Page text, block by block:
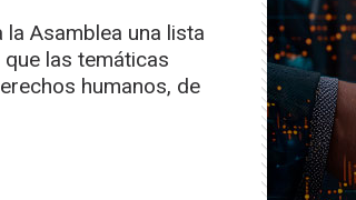
Asamblea una lista
las temáticas
humanos, de